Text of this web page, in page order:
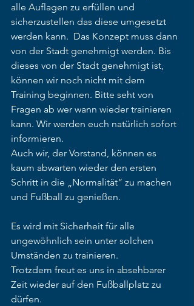
alle Auflagen zu erfüllen und
sicherzustellen das diese umgesetzt
werden kann.  Das Konzept muss dann
von der Stadt genehmigt werden. Bis
dieses von der Stadt genehmigt ist,
können wir noch nicht mit dem
Training beginnen. Bitte seht von
Fragen ab wer wann wieder trainieren
kann. Wir werden euch natürlich sofort
informieren.
Auch wir, der Vorstand, können es
kaum abwarten wieder den ersten
Schritt in die „Normalität“ zu machen
und Fußball zu genießen.
Es wird mit Sicherheit für alle
ungewöhnlich sein unter solchen
Umständen zu trainieren.
Trotzdem freut es uns in absehbarer
Zeit wieder auf den Fußballplatz zu
dürfen.